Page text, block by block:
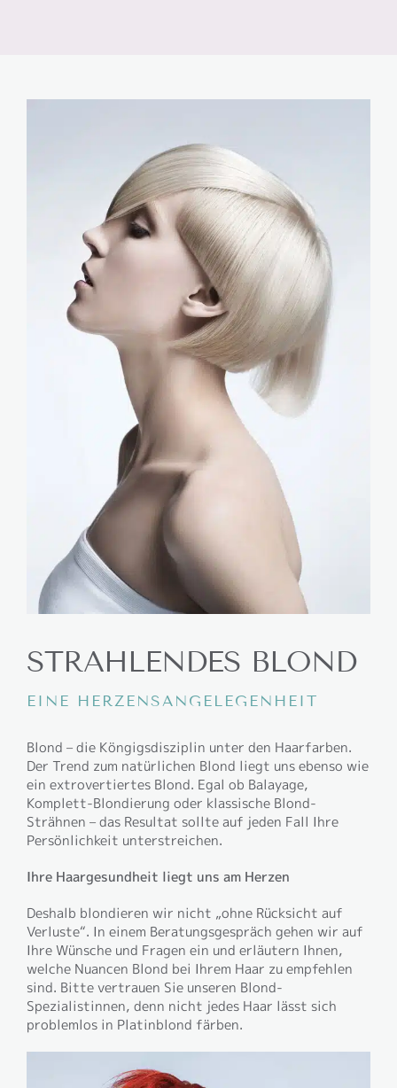
STRAHLENDES BLOND
EINE HERZENSANGELEGENHEIT
Blond – die Köngigsdisziplin unter den Haarfarben.
Der Trend zum natürlichen Blond liegt uns ebenso wie
ein extrovertiertes Blond. Egal ob Balayage,
Komplett-Blondierung oder klassische Blond-
Strähnen – das Resultat sollte auf jeden Fall Ihre
Persönlichkeit unterstreichen.
Ihre Haargesundheit liegt uns am Herzen
Deshalb blondieren wir nicht „ohne Rücksicht auf
Verluste“. In einem Beratungsgespräch gehen wir auf
Ihre Wünsche und Fragen ein und erläutern Ihnen,
welche Nuancen Blond bei Ihrem Haar zu empfehlen
sind. Bitte vertrauen Sie unseren Blond-
Spezialistinnen, denn nicht jedes Haar lässt sich
problemlos in Platinblond färben.